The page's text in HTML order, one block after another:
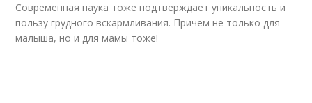
Современная наука тоже подтверждает уникальность и
пользу грудного вскармливания. Причем не только для
малыша, но и для мамы тоже!